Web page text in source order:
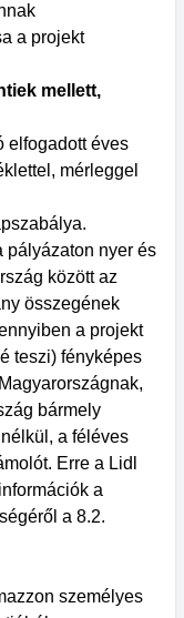
a projekt
mellett,
elfogadott éves
mérleggel
pályázaton nyer és
között az
összegének
a projekt
teszi) fényképes
bármely
a féléves
Erre a Lidl
a
a 8.2.
személyes